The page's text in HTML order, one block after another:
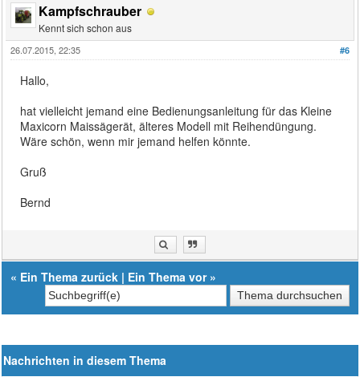
Kampfschrauber
Kennt sich schon aus
#6
26.07.2015, 22:35
Hallo,
hat vielleicht jemand eine Bedienungsanleitung für das Kleine
Maxicorn Maissägerät, älteres Modell mit Reihendüngung.
Wäre schön, wenn mir jemand helfen könnte.
Gruß
Bernd
« Ein Thema zurück | Ein Thema vor»
Nachrichten in diesem Thema